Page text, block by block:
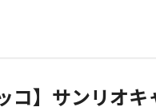
コ】サンリオ